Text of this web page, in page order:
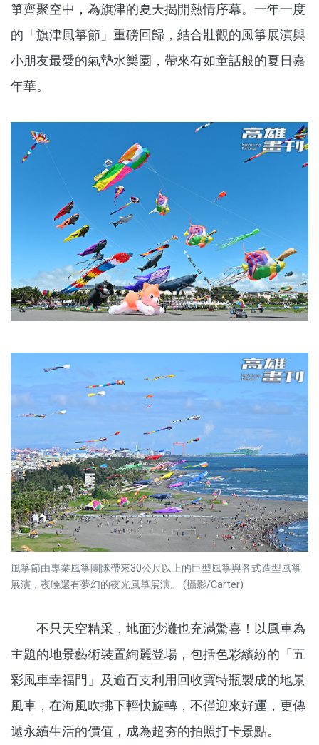
箏齊聚空中，為旗津的夏天揭開熱情序幕。一年一度
的「旗津風箏節」重磅回歸，結合壯觀的風箏展演與
小朋友最愛的氣墊水樂園，帶來有如童話般的夏日嘉
年華。
風箏節由專業風箏團隊帶來30公尺以上的巨型風箏與各式造型風箏
展演，夜晚還有夢幻的夜光風箏展演。 (攝影/Carter)
不只天空精采，地面沙灘也充滿驚喜！以風車為
主題的地景藝術裝置絢麗登場，包括色彩繽紛的「五
彩風車幸福門」及逾百支利用回收寶特瓶製成的地景
風車，在海風吹拂下輕快旋轉，不僅迎來好運，更傳
遞永續生活的價值，成為超夯的拍照打卡景點。